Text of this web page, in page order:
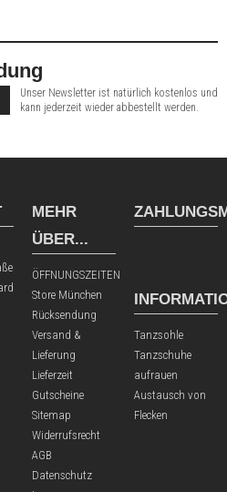
Unser Newsletter ist natürlich kostenlos und
kann jederzeit wieder abbestellt werden.
MEHR
ÜBER...
ÖFFNUNGSZEITEN
Store München
Rücksendung
Versand &
Lieferung
Lieferzeit
Gutscheine
Sitemap
Widerrufsrecht
AGB
Datenschutz
Tanzsohle
Tanzschuhe
aufrauen
Austausch von
Flecken